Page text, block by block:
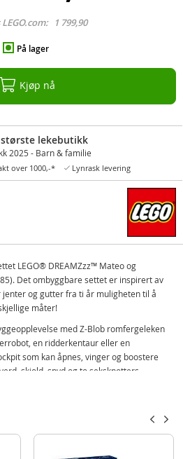
1 799,90
På lager
Kjøp nå
største lekebutikk
2025 - Barn & familie
over 1000,-* Lynrask levering
LEGO® DREAMZzz™ Mateo og
Det ombyggbare settet er inspirert av
jenter og gutter fra ti år muligheten til å
måter!
med Z-Blob romfergeleken
en ridderkentaur eller en
som kan åpnes, vinger og boostere
skjold, spyd og to seksknotters
settet også en ravnefigur og en
heltene Mateo og Logan og deres
samt figurer av de onde undersåttene